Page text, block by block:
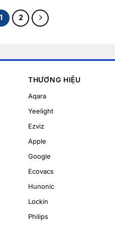
1 2
THƯƠNG HIỆU
Aqara
Yeelight
Ezviz
Apple
Google
Ecovacs
Hunonic
Lockin
Philips